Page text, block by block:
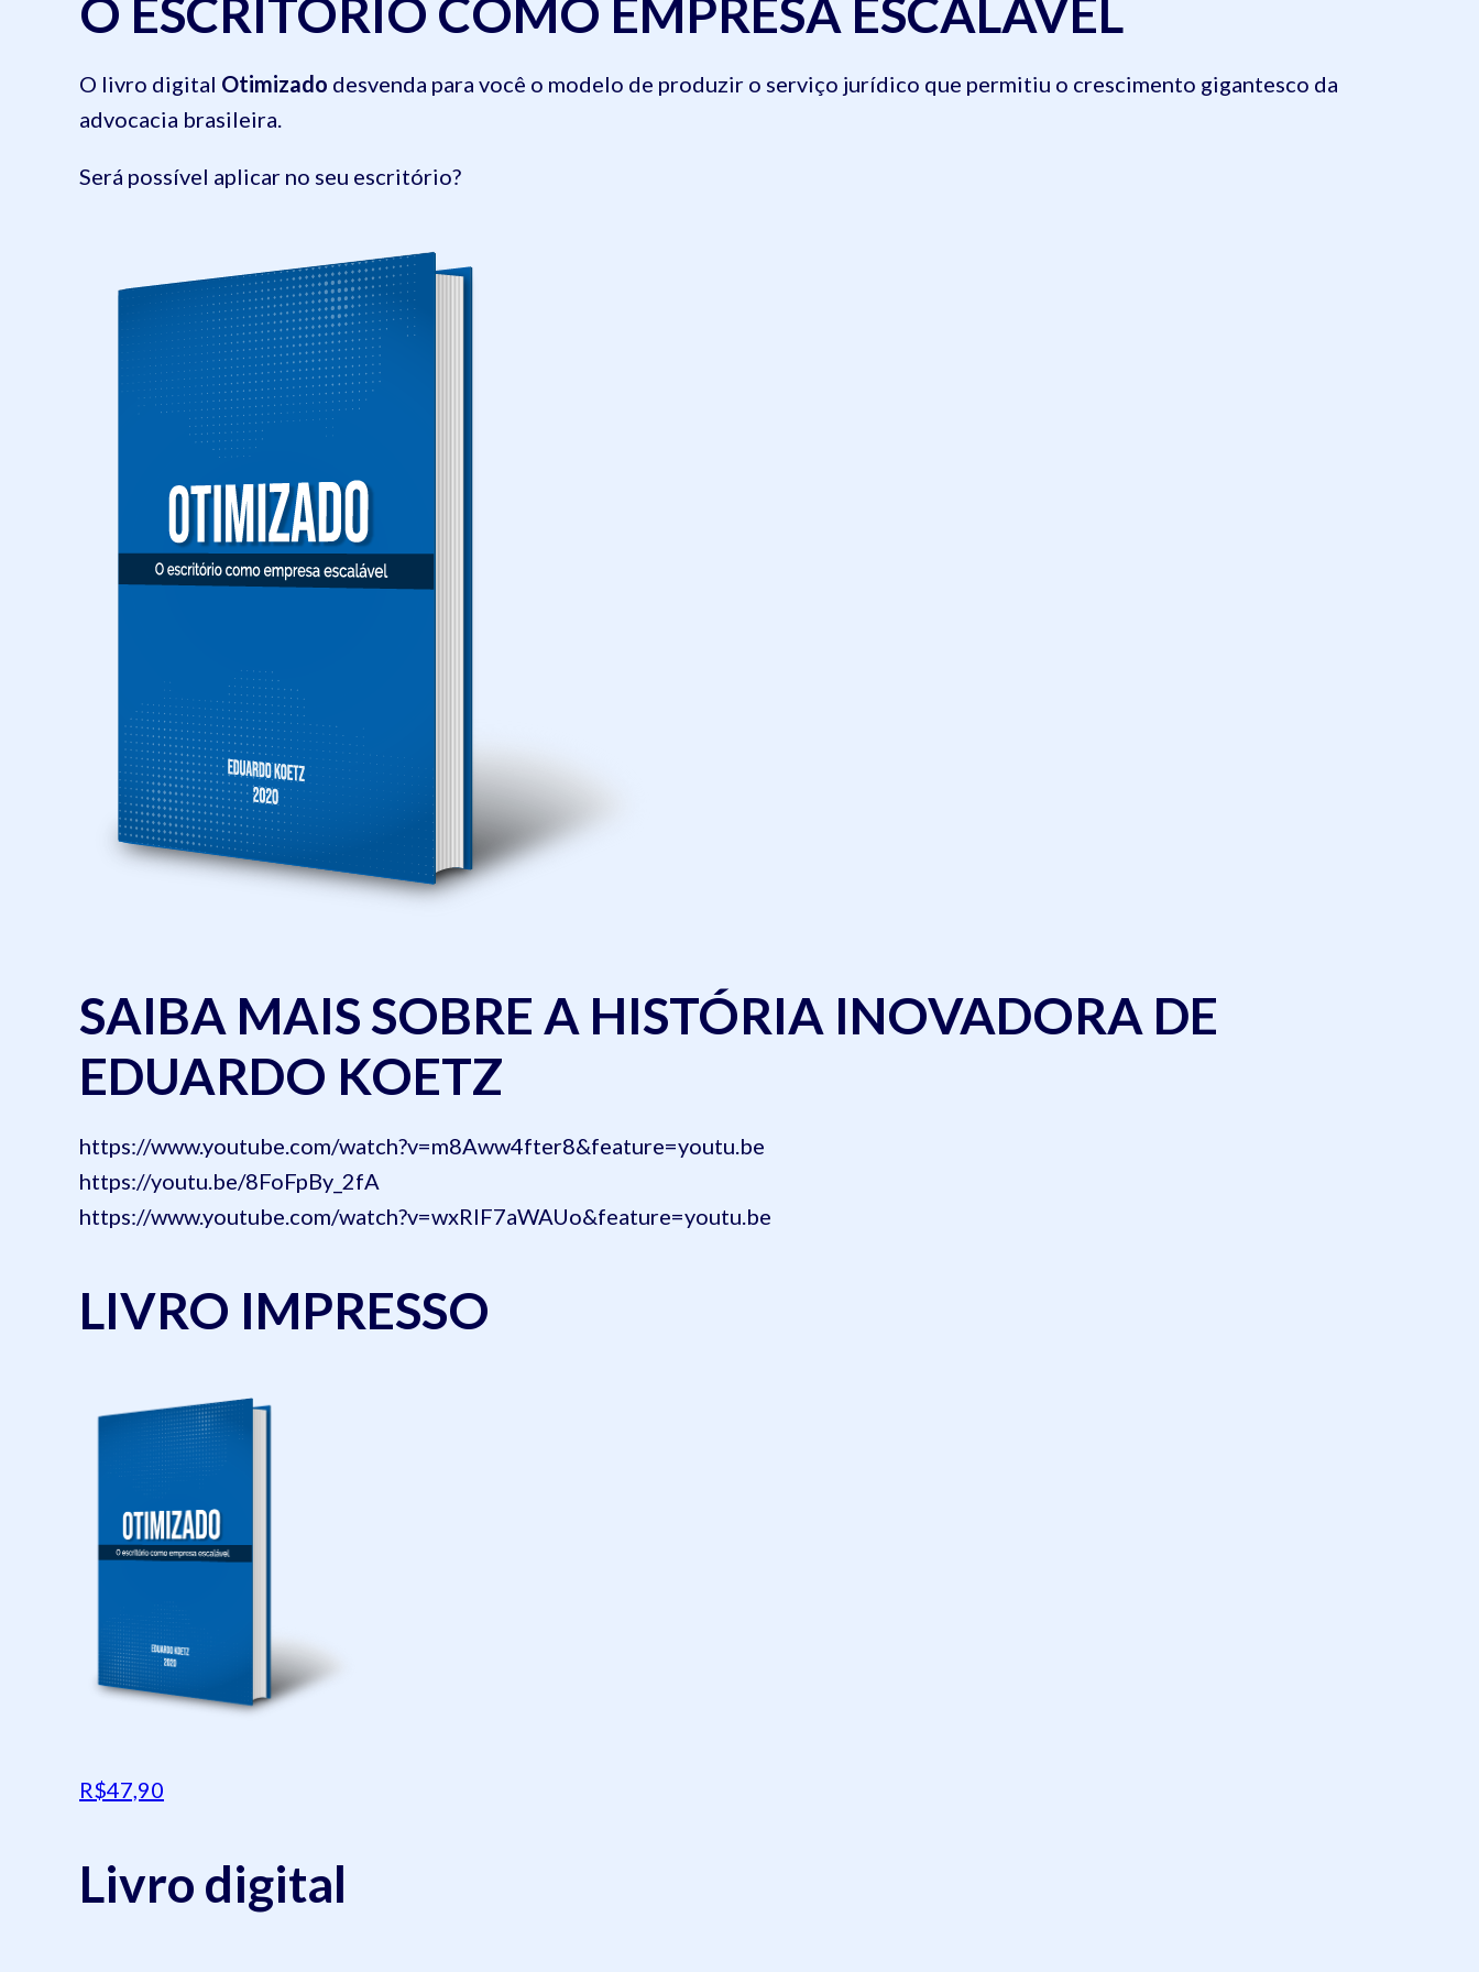
O ESCRITÓRIO COMO EMPRESA ESCALÁVEL
O livro digital Otimizado desvenda para você o modelo de produzir o serviço jurídico que permitiu o crescimento gigantesco da
advocacia brasileira.
Será possível aplicar no seu escritório?
SAIBA MAIS SOBRE A HISTÓRIA INOVADORA DE
EDUARDO KOETZ
https://www.youtube.com/watch?v=m8Aww4fter8&feature=youtu.be
https://youtu.be/8FoFpBy_2fA
https://www.youtube.com/watch?v=wxRlF7aWAUo&feature=youtu.be
LIVRO IMPRESSO
R$47,90
Livro digital